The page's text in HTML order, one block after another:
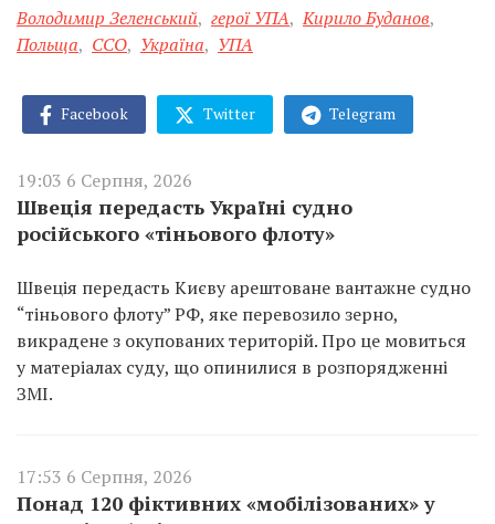
Володимир Зеленський, герої УПА, Кирило Буданов,
Польща, ССО, Україна, УПА
Facebook Twitter Telegram
19:03 6 Серпня, 2026
Швеція передасть Україні судно
російського «тіньового флоту»
Швеція передасть Києву арештоване вантажне судно
“тіньового флоту” РФ, яке перевозило зерно,
викрадене з окупованих територій. Про це мовиться
у матеріалах суду, що опинилися в розпорядженні
ЗМІ.
17:53 6 Серпня, 2026
Понад 120 фіктивних «мобілізованих» у